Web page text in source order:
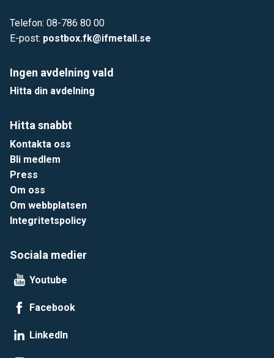
Telefon: 08-786 80 00
E-post: postbox.fk@ifmetall.se
Ingen avdelning vald
Hitta din avdelning
Hitta snabbt
Kontakta oss
Bli medlem
Press
Om oss
Om webbplatsen
Integritetspolicy
Sociala medier
Youtube
Facebook
LinkedIn